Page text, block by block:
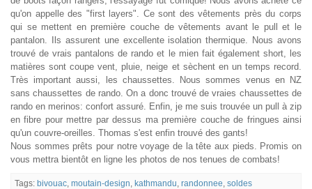
qu'on appelle des "first layers". Ce sont des vêtements près du corps
qui se mettent en première couche de vêtements avant le pull et le
pantalon. Ils assurent une excellente isolation thermique. Nous avons
trouvé de vrais pantalons de rando et le mien fait également short, les
matières sont coupe vent, pluie, neige et sèchent en un temps record.
Très important aussi, les chaussettes. Nous sommes venus en NZ
sans chaussettes de rando. On a donc trouvé de vraies chaussettes de
rando en merinos: confort assuré. Enfin, je me suis trouvée un pull à zip
en fibre pour mettre par dessus ma première couche de fringues ainsi
qu'un couvre-oreilles. Thomas s'est enfin trouvé des gants!
Nous sommes prêts pour notre voyage de la tête aux pieds. Promis on
vous mettra bientôt en ligne les photos de nos tenues de combats!
Tags: bivouac moutain-design kathmandu randonnee soldes